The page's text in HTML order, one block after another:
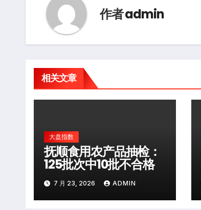
作者admin
相关文章
大盘指数
抚顺食用农产品抽检：
125批次中10批不合格
7 月 23, 2026 ADMIN